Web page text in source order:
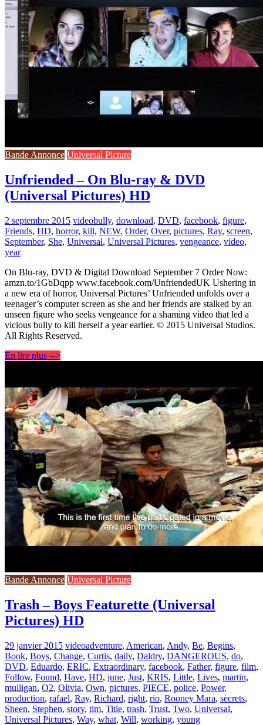
Bande Annonce Universal Picture
Unfriended – On Blu-ray & DVD
(Universal Pictures) HD
2 septembre 2015 videobully, download, DVD, facebook, figure,
Friends, HD, horror, kill, NEW, Order, Over, pictures, Ray, screen,
September, She, Universal, Universal Pictures, vengeance, video,
year
On Blu-ray, DVD & Digital Download September 7 Order Now:
amzn.to/1GbDqpp www.facebook.com/UnfriendedUK Ushering in
a new era of horror, Universal Pictures’ Unfriended unfolds over a
teenager’s computer screen as she and her friends are stalked by an
unseen figure who seeks vengeance for a shaming video that led a
vicious bully to kill herself a year earlier. © 2015 Universal Studios.
All Rights Reserved.
En lire plus -->
Bande Annonce Universal Picture
Trash – Boys Featurette (Universal
Pictures) HD
29 janvier 2015 videoadventure, American, Andy, Be, Begins,
Book, Boys, Change, Curtis, daily, Daldry, DANGEROUS, do,
DVD, Eduardo, ERIC, Extraordinary, facebook, Father, figure, film,
Follow, Found, Have, HD, june, Just, KRIS, Little, Lives, martin,
mulligan, O2, Olivia, Own, pictures, PIECE, police, Power,
production, rafael, Ray, Richard, right, rio, Rooney Mara, secrets,
Sheen, Stephen, story, tim, Title, trash, Trust, Two, Universal,
Universal Pictures, Way, what, Will, working, young